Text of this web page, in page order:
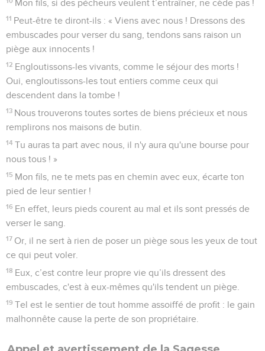
Mon fils, si des pécheurs veulent t’entraîner, ne cède pas !
11 Peut-être te diront-ils : « Viens avec nous ! Dressons des
embuscades pour verser du sang, tendons sans raison un
piège aux innocents !
12 Engloutissons-les vivants, comme le séjour des morts !
Oui, engloutissons-les tout entiers comme ceux qui
descendent dans la tombe !
13 Nous trouverons toutes sortes de biens précieux et nous
remplirons nos maisons de butin.
14 Tu auras ta part avec nous, il n'y aura qu'une bourse pour
nous tous ! »
15 Mon fils, ne te mets pas en chemin avec eux, écarte ton
pied de leur sentier !
16 En effet, leurs pieds courent au mal et ils sont pressés de
verser le sang.
17 Or, il ne sert à rien de poser un piège sous les yeux de tout
ce qui peut voler.
18 Eux, c’est contre leur propre vie qu’ils dressent des
embuscades, c'est à eux-mêmes qu'ils tendent un piège.
19 Tel est le sentier de tout homme assoiffé de profit : le gain
malhonnête cause la perte de son propriétaire.